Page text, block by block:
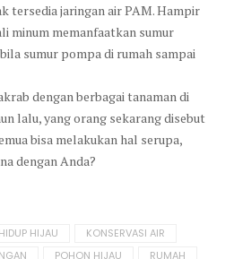
tersedia jaringan air PAM. Hampir
minum memanfaatkan sumur
sumur pompa di rumah sampai
dengan berbagai tanaman di
lalu, yang orang sekarang disebut
bisa melakukan hal serupa,
dengan Anda?
HIDUP HIJAU
KONSERVASI AIR
POHON HIJAU RUMAH